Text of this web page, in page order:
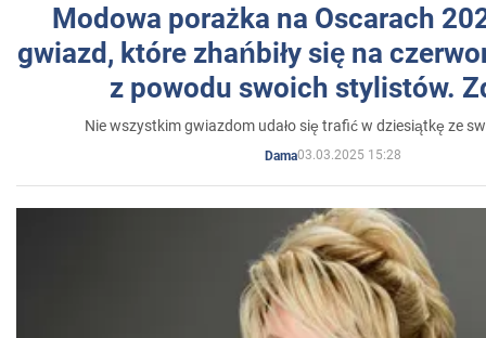
Modowa porażka na Oscarach
gwiazd, które zhańbiły się na
z powodu swoich stylistów.
Nie wszystkim gwiazdom udało się trafić w dziesiątkę ze
Dama03.03.2025 15:28